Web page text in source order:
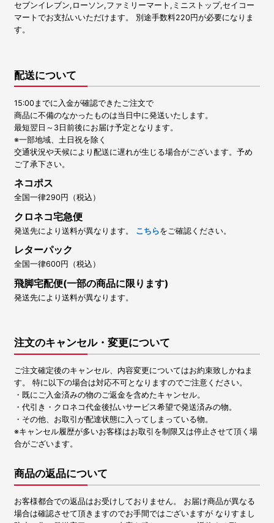
セブンイレブン,ローソン,ファミリーマート,ミニストップ,セイコー
マートでお支払いいただけます。 別途手数料220円が必要になりま
す。
配送について
15:00までに入金が確認できたご注文で
商品に不備のなかったものは当日中に発送いたします。
最短翌日～3日前後にお届け予定となります。
※一部地域、土日祝を除く
交通状況や天候により配送に遅れが生じる場合がございます。予め
ご了承下さい。
ネコポス
全国一律290円（税込）
クロネコ宅急便
発送先により送料が異なります。 こちらをご確認ください。
レターパック
全国一律600円（税込）
飛脚宅配便(一部の商品に限ります)
発送先により送料が異なります。
注文のキャンセル・変更について
ご注文確定後のキャンセル、内容変更についてはお約束致しかねま
す。 特に以下の場合は対応不可となりますのでご注意ください。
・既にご入金済みの物のご返金を含めたキャンセル。
・代引き・クロネコ代金後払いサービス希望で発送済みの物。
・その他、お取引が配達状態に入ってしまっている物。
※キャンセル履歴が多いお客様はお取引を制限又は停止させて頂く場
合がございます。
商品の返品について
お客様都合での返品はお受けしておりません。 お届け商品が異なる
場合は確認させて頂きますのでお手間ではございますが なりすまし